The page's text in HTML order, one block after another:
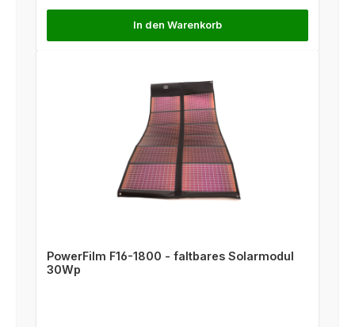
In den Warenkorb
PowerFilm F16-1800 - faltbares Solarmodul
30Wp